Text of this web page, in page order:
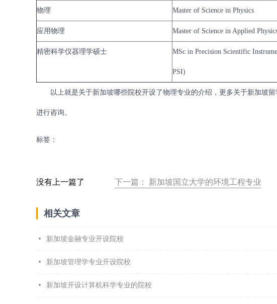
物理 Master of Science in Physics
应用物理 Master of Science in Applied
精密科学仪器理学硕士 MSc in Precision Scientific
PSI)
以上就是关于新加坡哪些院校开设了物理专业的介绍，更多关于新加坡
进行咨询。
标签：
没有上一篇了 下一篇： 新加坡国立大学的环境工程专业
相关文章
新加坡金融专业开设院校
新加坡管理学专业开设院校
新加坡开设计算机科学专业的院校